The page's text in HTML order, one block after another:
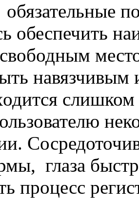
обеспечить
навязчивым
слишком
глаза
процесс